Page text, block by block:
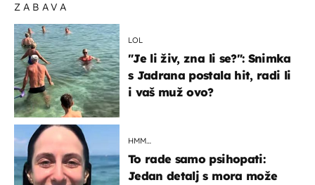
ZABAVA
LOL
"Je li živ, zna li se?": Snimka
s Jadrana postala hit, radi li
i vaš muž ovo?
HMM…
To rade samo psihopati:
Jedan detalj s mora može